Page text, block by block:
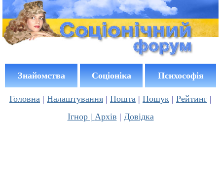
Знайомства Соціоніка Психософія
Головна | Налаштування | Пошта | Пошук | Рейтинг |
Ігнор | Архів | Довідка